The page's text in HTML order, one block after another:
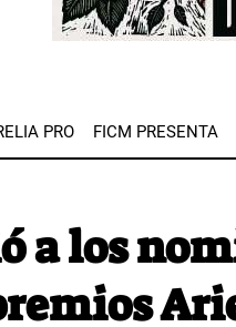
PRO FICM PRESENTA
a los